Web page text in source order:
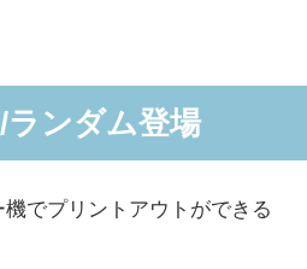
ランダム登場
でプリントアウトができる